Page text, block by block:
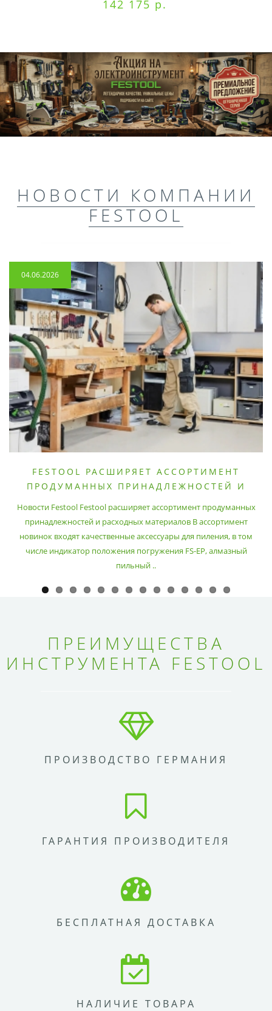
142 175 р.
НОВОСТИ КОМПАНИИ
FESTOOL
04.06.2026
FESTOOL РАСШИРЯЕТ АССОРТИМЕНТ
ПРОДУМАННЫХ ПРИНАДЛЕЖНОСТЕЙ И
Новости Festool Festool расширяет ассортимент продуманных
принадлежностей и расходных материалов В ассортимент
новинок входят качественные аксессуары для пиления, в том
числе индикатор положения погружения FS-EP, алмазный
пильный ..
ПРЕИМУЩЕСТВА
ИНСТРУМЕНТА FESTOOL
ПРОИЗВОДСТВО ГЕРМАНИЯ
ГАРАНТИЯ ПРОИЗВОДИТЕЛЯ
БЕСПЛАТНАЯ ДОСТАВКА
НАЛИЧИЕ ТОВАРА